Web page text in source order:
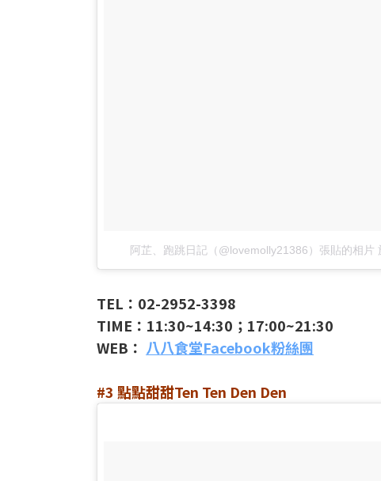
阿芷、跑跳日記（@lovemolly21386）張貼的相片
TEL：02-2952-3398
TIME：11:30~14:30；17:00~21:30
WEB： 八八食堂Facebook粉絲團
#3 點點甜甜Ten Ten Den Den